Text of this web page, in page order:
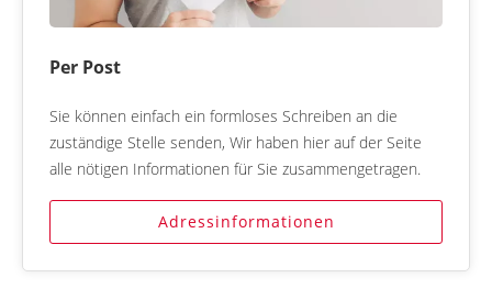
Per Post
Sie können einfach ein formloses Schreiben an die
zuständige Stelle senden, Wir haben hier auf der Seite
alle nötigen Informationen für Sie zusammengetragen.
Adressinformationen